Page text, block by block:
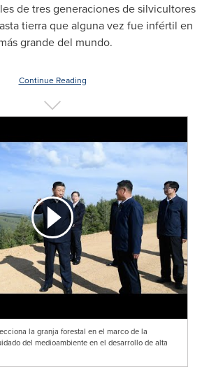
de tres generaciones de silvicultores
tierra que alguna vez fue infértil en
grande del mundo.
Continue Reading
la granja forestal en el marco de la
del medioambiente en el desarrollo de alta